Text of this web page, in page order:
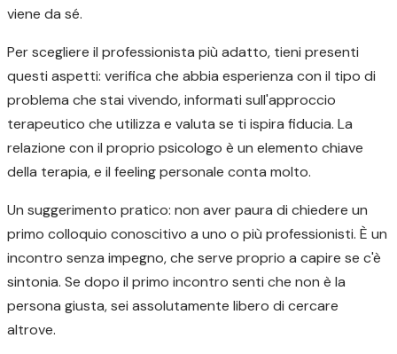
viene da sé.
Per scegliere il professionista più adatto, tieni presenti
questi aspetti: verifica che abbia esperienza con il tipo di
problema che stai vivendo, informati sull'approccio
terapeutico che utilizza e valuta se ti ispira fiducia. La
relazione con il proprio psicologo è un elemento chiave
della terapia, e il feeling personale conta molto.
Un suggerimento pratico: non aver paura di chiedere un
primo colloquio conoscitivo a uno o più professionisti. È un
incontro senza impegno, che serve proprio a capire se c'è
sintonia. Se dopo il primo incontro senti che non è la
persona giusta, sei assolutamente libero di cercare
altrove.